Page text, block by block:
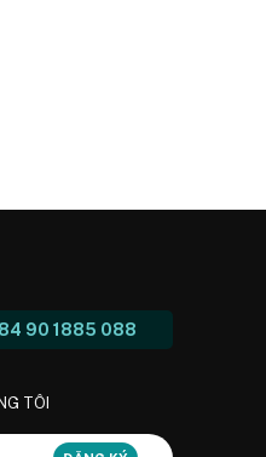
90 1885 088
TÔI